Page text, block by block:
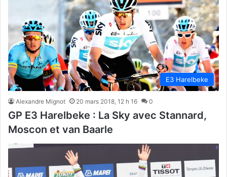
E3 Harelbeke
Alexandre Mignot 20 mars 2018, 12 h 16 0
GP E3 Harelbeke : La Sky avec Stannard,
Moscon et van Baarle